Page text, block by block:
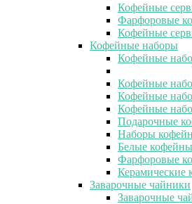
Кофейные
Фарфоровые
Кофейные
Кофейные наборы
Кофейные
Кофейные
Кофейные
Кофейные
Подарочные
Наборы
Белые
Фарфоровые
Керамические
Заварочные чайники
Заварочные